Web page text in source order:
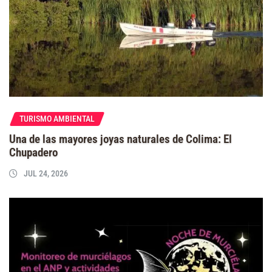
TURISMO AMBIENTAL
Una de las mayores joyas naturales de Colima: El
Chupadero
JUL 24, 2026